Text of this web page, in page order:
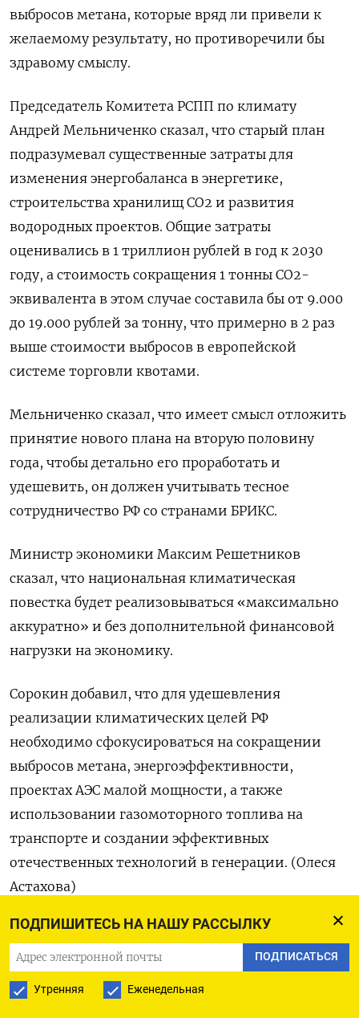
ПОДПИШИТЕСЬ НА НАШУ РАССЫЛКУ
ПОДПИСАТЬСЯ
Утренняя Еженедельная
выбросов метана, которые вряд ли привели к
желаемому результату, но противоречили бы
здравому смыслу.
Председатель Комитета РСПП по климату
Андрей Мельниченко сказал, что старый план
подразумевал существенные затраты для
изменения энергобаланса в энергетике,
строительства хранилищ СО2 и развития
водородных проектов. Общие затраты
оценивались в 1 триллион рублей в год к 2030
году, а стоимость сокращения 1 тонны СО2-
эквивалента в этом случае составила бы от 9.000
до 19.000 рублей за тонну, что примерно в 2 раз
выше стоимости выбросов в европейской
системе торговли квотами.
Мельниченко сказал, что имеет смысл отложить
принятие нового плана на вторую половину
года, чтобы детально его проработать и
удешевить, он должен учитывать тесное
сотрудничество РФ со странами БРИКС.
Министр экономики Максим Решетников
сказал, что национальная климатическая
повестка будет реализовываться «максимально
аккуратно» и без дополнительной финансовой
нагрузки на экономику.
Сорокин добавил, что для удешевления
реализации климатических целей РФ
необходимо сфокусироваться на сокращении
выбросов метана, энергоэффективности,
проектах АЭС малой мощности, а также
использовании газомоторного топлива на
транспорте и создании эффективных
отечественных технологий в генерации. (Олеся
Астахова)
ПОДПИСАТЬСЯ НА ТЕЛЕГРАМ